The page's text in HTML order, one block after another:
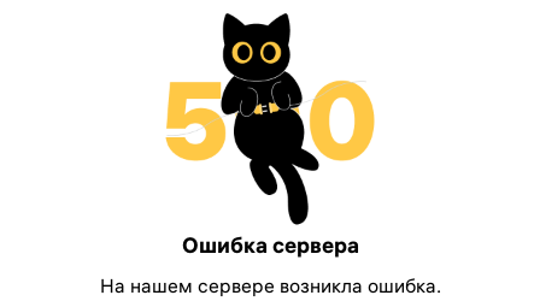
Ошибка сервера
На нашем сервере возникла ошибка.